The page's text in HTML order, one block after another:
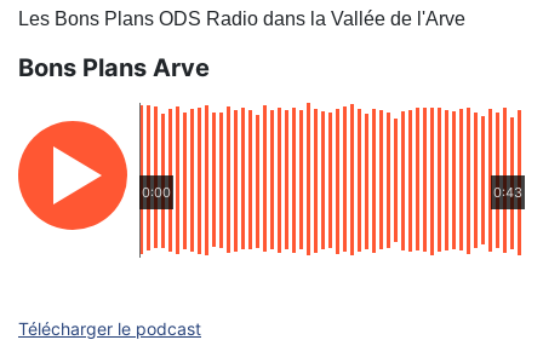
Les Bons Plans ODS Radio dans la Vallée de l'Arve
Bons Plans Arve
0:00 0:43
Télécharger le podcast